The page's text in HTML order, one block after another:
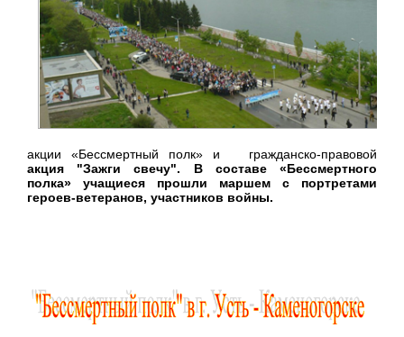
акции «Бессмертный полк» и гражданско-правовой
акция "Зажги свечу". В составе «Бессмертного
полка» учащиеся прошли маршем с портретами
героев-ветеранов, участников войны.